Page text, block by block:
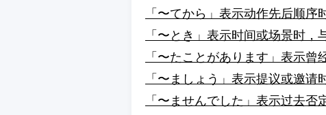
「〜てから」表示动作先后顺序
「〜とき」表示时间或场景时，
「〜たことがあります」表示曾
「〜ましょう」表示提议或邀请
「〜ませんでした」表示过去否